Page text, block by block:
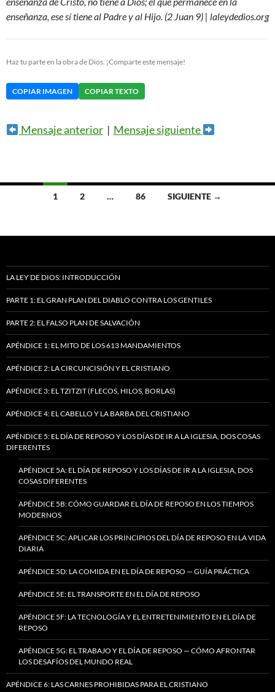
enseñanza, ese sí tiene al Padre y al Hijo. (2 Juan 9) | laleydedios.org
Haz tu parte en la obra de Dios. ¡Comparte este mensaje!
COPIAR IMAGEN COPIAR TEXTO
Mensaje anterior| Mensaje siguiente
las
1 2 … 86 SIGUIENTE →
LA LEY DE DIOS: INTRODUCCIÓN
PARTE 1: EL GRAN PLAN DEL DIABLO CONTRA LOS GENTILES
PARTE 2: EL FALSO PLAN DE SALVACIÓN
APÉNDICE 1: EL MITO DE LOS 613 MANDAMIENTOS
APÉNDICE 2: LA CIRCUNCISIÓN Y EL CRISTIANO
APÉNDICE 3: EL TZITZIT (FLECOS, HILOS, BORLAS)
APÉNDICE 4: EL CABELLO Y LA BARBA DEL CRISTIANO
APÉNDICE 5: EL DÍA DE REPOSO Y LOS DÍAS DE IR A LA IGLESIA, DOS COSAS
DIFERENTES
APÉNDICE 5A: EL DÍA DE REPOSO Y LOS DÍAS DE IR A LA IGLESIA, DOS
COSAS DIFERENTES
APÉNDICE 5B: CÓMO GUARDAR EL DÍA DE REPOSO EN LOS TIEMPOS
MODERNOS
APÉNDICE 5C: APLICAR LOS PRINCIPIOS DEL DÍA DE REPOSO EN LA VIDA
DIARIA
APÉNDICE 5D: LA COMIDA EN EL DÍA DE REPOSO — GUÍA PRÁCTICA
APÉNDICE 5E: EL TRANSPORTE EN EL DÍA DE REPOSO
APÉNDICE 5F: LA TECNOLOGÍA Y EL ENTRETENIMIENTO EN EL DÍA DE
REPOSO
APÉNDICE 5G: EL TRABAJO Y EL DÍA DE REPOSO — CÓMO AFRONTAR
LOS DESAFÍOS DEL MUNDO REAL
APÉNDICE 6: LAS CARNES PROHIBIDAS PARA EL CRISTIANO